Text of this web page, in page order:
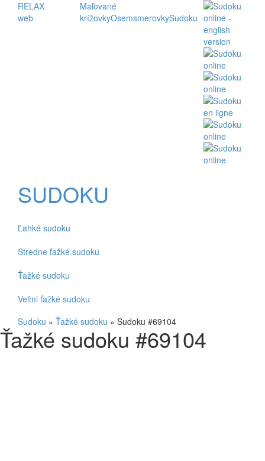
RELAX
web
Maľované
krížovkyOsemsmerovkySudoku
SUDOKU
Ľahké sudoku
Stredne ťažké sudoku
Ťažké sudoku
Veľmi ťažké sudoku
Sudoku » Ťažké sudoku » Sudoku #69104
Ťažké sudoku #69104